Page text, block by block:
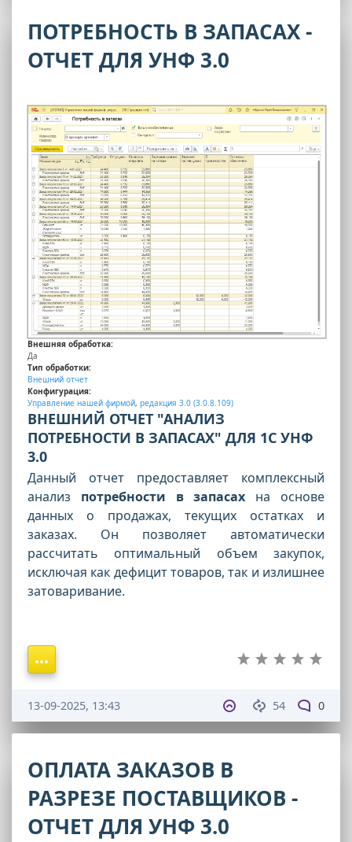
ПОТРЕБНОСТЬ В ЗАПАСАХ -
ОТЧЕТ ДЛЯ УНФ 3.0
Внешняя обработка:
Да
Тип обработки:
Внешний отчет
Конфигурация:
Управление нашей фирмой, редакция 3.0 (3.0.8.109)
ВНЕШНИЙ ОТЧЕТ "АНАЛИЗ
ПОТРЕБНОСТИ В ЗАПАСАХ" ДЛЯ 1С УНФ
3.0
Данный отчет предоставляет комплексный
анализ потребности в запасах на основе
данных о продажах, текущих остатках и
заказах. Он позволяет автоматически
рассчитать оптимальный объем закупок,
исключая как дефицит товаров, так и излишнее
затоваривание.
54 0
13-09-2025, 13:43
ОПЛАТА ЗАКАЗОВ В
РАЗРЕЗЕ ПОСТАВЩИКОВ -
ОТЧЕТ ДЛЯ УНФ 3.0